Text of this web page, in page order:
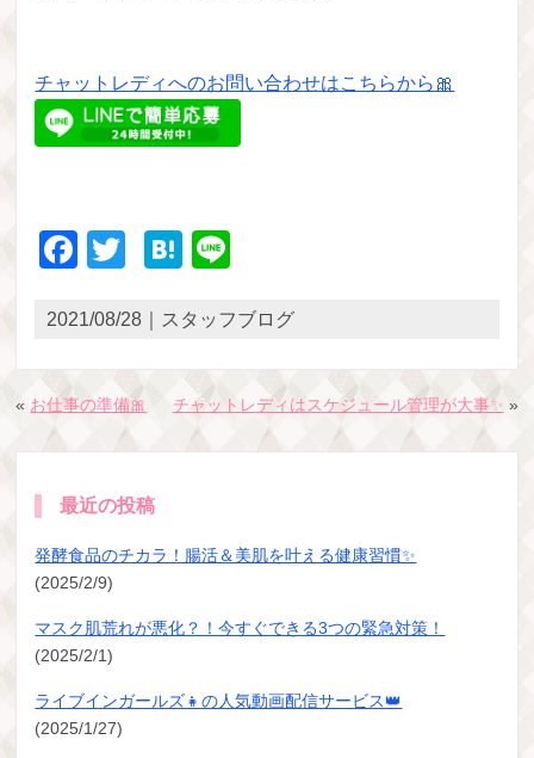
チャットレディへのお問い合わせはこちらから🎀
Facebook
TwitterHatena
2021/08/28｜スタッフブログ
« お仕事の準備🎀 チャットレディはスケジュール管理が大事✨ »
最近の投稿
発酵食品のチカラ！腸活＆美肌を叶える健康習慣✨
(2025/2/9)
マスク肌荒れが悪化？！今すぐできる3つの緊急対策！
(2025/2/1)
ライブインガールズ👧の人気動画配信サービス👑
(2025/1/27)